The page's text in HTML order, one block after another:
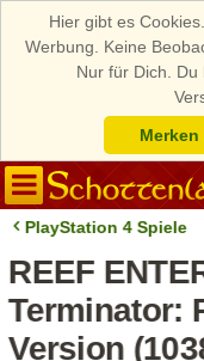
Hier gibt es
Werbung. Keine
Nur für Dich. Du
Merken
PlayStation 4 Spiele
REEF
Terminator:
Version